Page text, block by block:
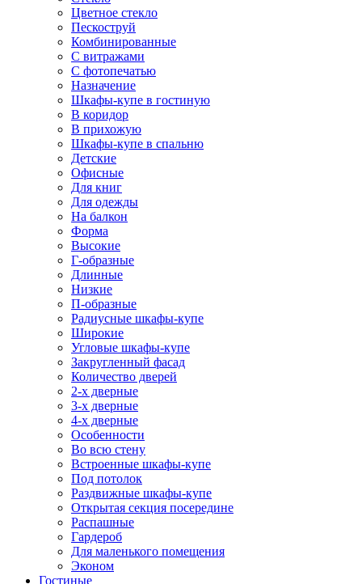
Цветное стекло
Пескоструй
Комбинированные
С витражами
С фотопечатью
Назначение
Шкафы-купе в гостиную
В коридор
В прихожую
Шкафы-купе в спальню
Детские
Офисные
Для книг
Для одежды
На балкон
Форма
Высокие
Г-образные
Длинные
Низкие
П-образные
Радиусные шкафы-купе
Широкие
Угловые шкафы-купе
Закругленный фасад
Количество дверей
2-х дверные
3-х дверные
4-х дверные
Особенности
Во всю стену
Встроенные шкафы-купе
Под потолок
Раздвижные шкафы-купе
Открытая секция посередине
Распашные
Гардероб
Для маленького помещения
Эконом
Гостиные